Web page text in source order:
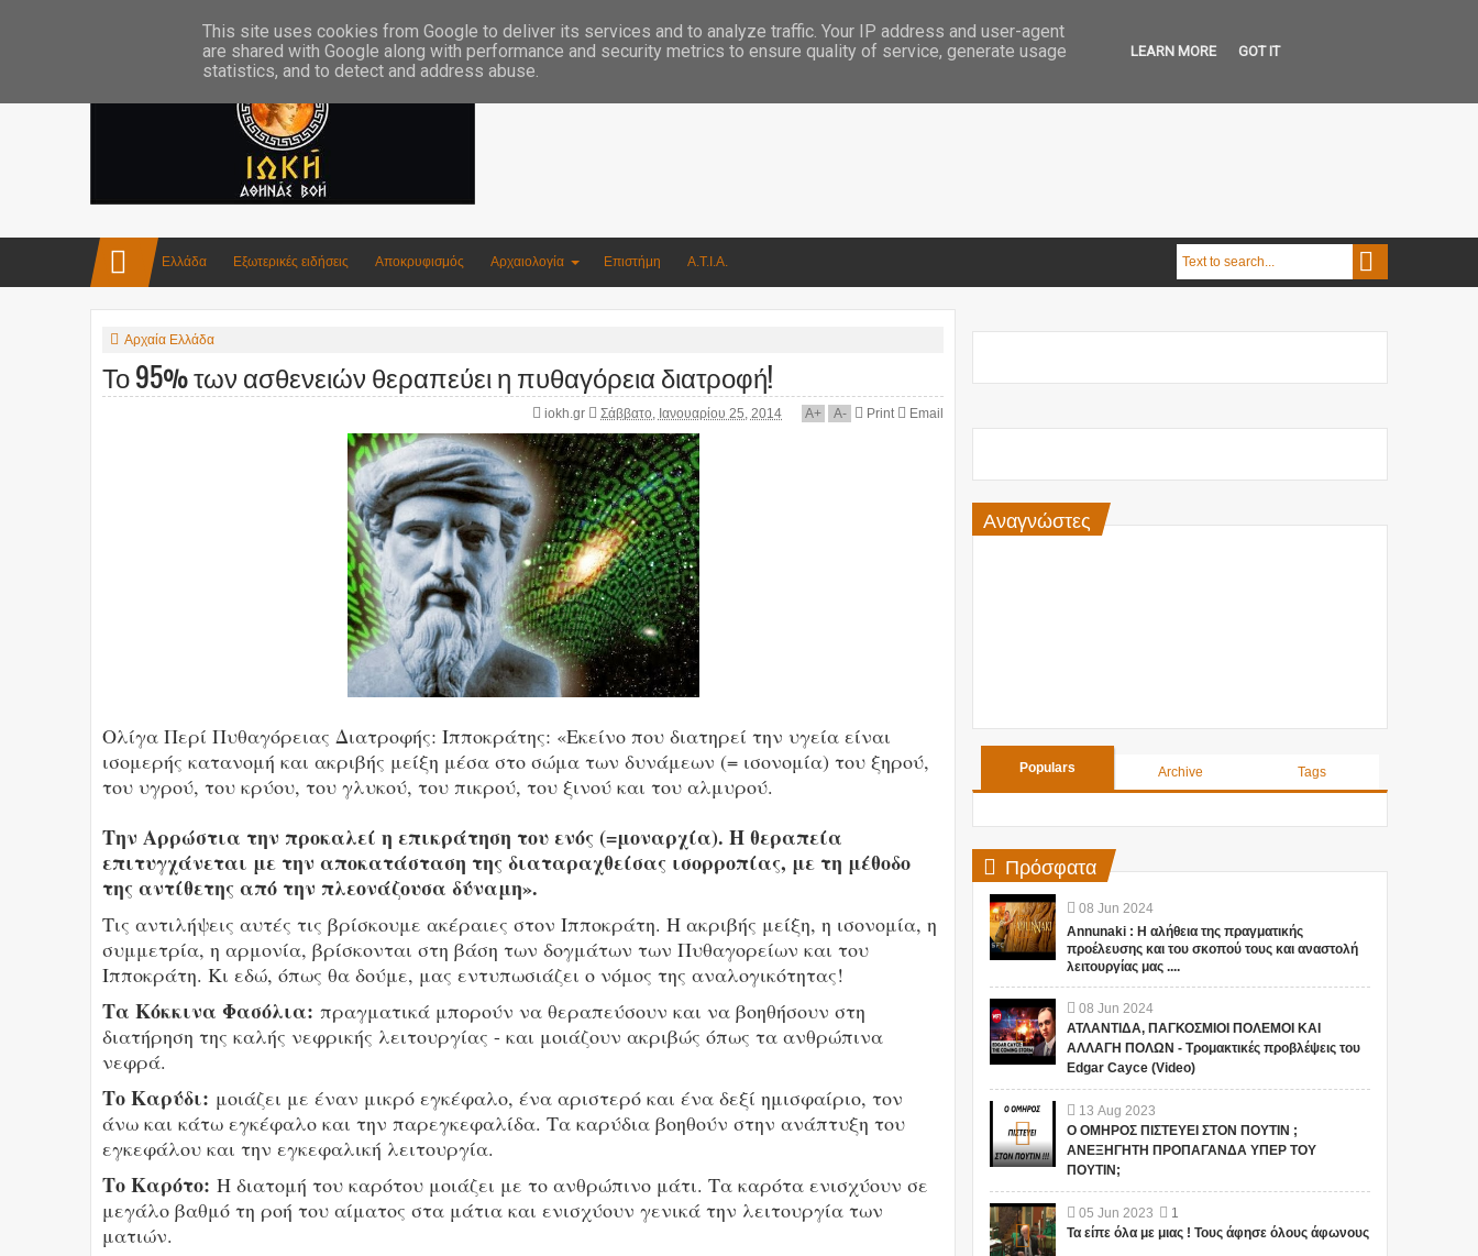
Ελλάδα Εξωτερικές ειδήσεις Αποκρυφισμός Αρχαιολογία Επιστήμη Α.Τ.Ι.Α.
Αρχαία Ελλάδα
Το 95% των ασθενειών θεραπεύει η πυθαγόρεια διατροφή!
iokh.gr Σάββατο, Ιανουαρίου 25, 2014 A+ A- Print Email
Ολίγα Περί Πυθαγόρειας Διατροφής: Ιπποκράτης: «Εκείνο που διατηρεί την υγεία είναι
ισομερής κατανομή και ακριβής μείξη μέσα στο σώμα των δυνάμεων (= ισονομία) του ξηρού,
του υγρού, του κρύου, του γλυκού, του πικρού, του ξινού και του αλμυρού.
Την Αρρώστια την προκαλεί η επικράτηση του ενός (=μοναρχία). Η θεραπεία
επιτυγχάνεται με την αποκατάσταση της διαταραχθείσας ισορροπίας, με τη μέθοδο
της αντίθετης από την πλεονάζουσα δύναμη».
Tις αντιλήψεις αυτές τις βρίσκουμε ακέραιες στον Ιπποκράτη. Η ακριβής μείξη, η ισονομία, η
συμμετρία, η αρμονία, βρίσκονται στη βάση των δογμάτων των Πυθαγορείων και του
Ιπποκράτη. Κι εδώ, όπως θα δούμε, μας εντυπωσιάζει ο νόμος της αναλογικότητας!
Τα Κόκκινα Φασόλια: πραγματικά μπορούν να θεραπεύσουν και να βοηθήσουν στη
διατήρηση της καλής νεφρικής λειτουργίας - και μοιάζουν ακριβώς όπως τα ανθρώπινα
νεφρά.
Το Καρύδι: μοιάζει με έναν μικρό εγκέφαλο, ένα αριστερό και ένα δεξί ημισφαίριο, τον
άνω και κάτω εγκέφαλο και την παρεγκεφαλίδα. Τα καρύδια βοηθούν στην ανάπτυξη του
εγκεφάλου και την εγκεφαλική λειτουργία.
Το Καρότο: Η διατομή του καρότου μοιάζει με το ανθρώπινο μάτι. Τα καρότα ενισχύουν σε
μεγάλο βαθμό τη ροή του αίματος στα μάτια και ενισχύουν γενικά την λειτουργία των
ματιών.
Αναγνώστες
Populars Archive Tags
Πρόσφατα
08 Jun 2024
Annunaki : Η αλήθεια της πραγματικής
προέλευσης και του σκοπού τους και αναστολή
λειτουργίας μας ....
08 Jun 2024
ΑΤΛΑΝΤΙΔΑ, ΠΑΓΚΟΣΜΙΟΙ ΠΟΛΕΜΟΙ ΚΑΙ
ΑΛΛΑΓΗ ΠΟΛΩΝ - Τρομακτικές προβλέψεις του
Edgar Cayce (Video)
13 Aug 2023
Ο ΟΜΗΡΟΣ ΠΙΣΤΕΥΕΙ ΣΤΟΝ ΠΟΥΤΙΝ ;
ΑΝΕΞΗΓΗΤΗ ΠΡΟΠΑΓΑΝΔΑ ΥΠΕΡ ΤΟΥ
ΠΟΥΤΙΝ;
05 Jun 2023
1
Τα είπε όλα με μιας ! Τους άφησε όλους άφωνους
This site uses cookies from Google to deliver its services and to analyze traffic. Your IP address and user-agent
are shared with Google along with performance and security metrics to ensure quality of service, generate usage
statistics, and to detect and address abuse.
LEARN MORE GOT IT